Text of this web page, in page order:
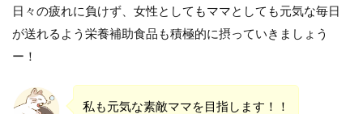
日々の疲れに負けず、女性としてもママとしても元気な毎日
が送れるよう栄養補助食品も積極的に摂っていきましょう
ー！
私も元気な素敵ママを目指します！！